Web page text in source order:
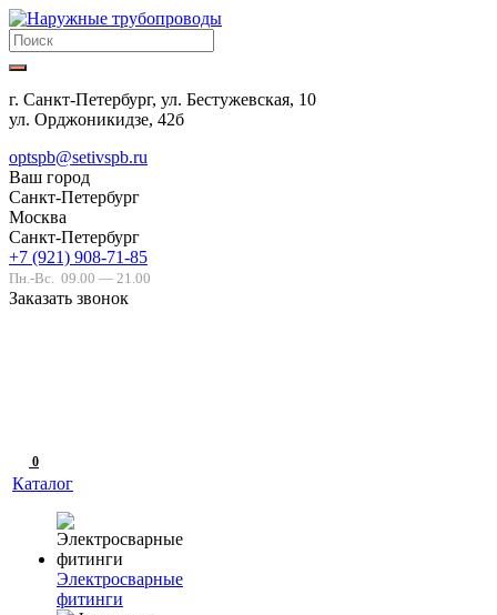
г. Санкт-Петербург, ул. Бестужевская, 10
ул. Орджоникидзе, 42б
optspb@setivspb.ru
Ваш город
Санкт-Петербург
Москва
Санкт-Петербург
+7 (921) 908-71-85
Пн.-Вс. 09.00 — 21.00
Заказать звонок
0
Каталог
Электросварные
фитинги